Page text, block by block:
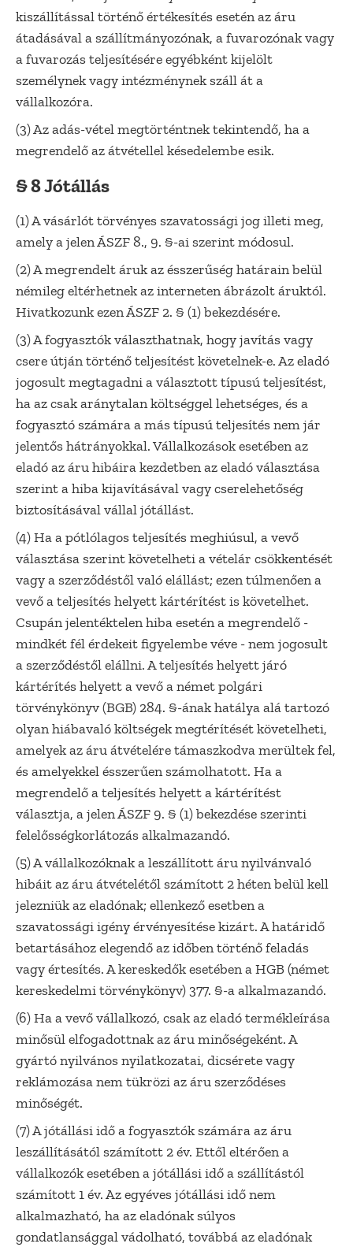
kiszállítással történő értékesítés esetén az áru
átadásával a szállítmányozónak, a fuvarozónak vagy
a fuvarozás teljesítésére egyébként kijelölt
személynek vagy intézménynek száll át a
vállalkozóra.
(3) Az adás-vétel megtörténtnek tekintendő, ha a
megrendelő az átvétellel késedelembe esik.
§ 8 Jótállás
(1) A vásárlót törvényes szavatossági jog illeti meg,
amely a jelen ÁSZF 8., 9. §-ai szerint módosul.
(2) A megrendelt áruk az ésszerűség határain belül
némileg eltérhetnek az interneten ábrázolt áruktól.
Hivatkozunk ezen ÁSZF 2. § (1) bekezdésére.
(3) A fogyasztók választhatnak, hogy javítás vagy
csere útján történő teljesítést követelnek-e. Az eladó
jogosult megtagadni a választott típusú teljesítést,
ha az csak aránytalan költséggel lehetséges, és a
fogyasztó számára a más típusú teljesítés nem jár
jelentős hátrányokkal. Vállalkozások esetében az
eladó az áru hibáira kezdetben az eladó választása
szerint a hiba kijavításával vagy cserelehetőség
biztosításával vállal jótállást.
(4) Ha a pótlólagos teljesítés meghiúsul, a vevő
választása szerint követelheti a vételár csökkentését
vagy a szerződéstől való elállást; ezen túlmenően a
vevő a teljesítés helyett kártérítést is követelhet.
Csupán jelentéktelen hiba esetén a megrendelő -
mindkét fél érdekeit figyelembe véve - nem jogosult
a szerződéstől elállni. A teljesítés helyett járó
kártérítés helyett a vevő a német polgári
törvénykönyv (BGB) 284. §-ának hatálya alá tartozó
olyan hiábavaló költségek megtérítését követelheti,
amelyek az áru átvételére támaszkodva merültek fel,
és amelyekkel ésszerűen számolhatott. Ha a
megrendelő a teljesítés helyett a kártérítést
választja, a jelen ÁSZF 9. § (1) bekezdése szerinti
felelősségkorlátozás alkalmazandó.
(5) A vállalkozóknak a leszállított áru nyilvánvaló
hibáit az áru átvételétől számított 2 héten belül kell
jelezniük az eladónak; ellenkező esetben a
szavatossági igény érvényesítése kizárt. A határidő
betartásához elegendő az időben történő feladás
vagy értesítés. A kereskedők esetében a HGB (német
kereskedelmi törvénykönyv) 377. §-a alkalmazandó.
(6) Ha a vevő vállalkozó, csak az eladó termékleírása
minősül elfogadottnak az áru minőségeként. A
gyártó nyilvános nyilatkozatai, dicsérete vagy
reklámozása nem tükrözi az áru szerződéses
minőségét.
(7) A jótállási idő a fogyasztók számára az áru
leszállításától számított 2 év. Ettől eltérően a
vállalkozók esetében a jótállási idő a szállítástól
számított 1 év. Az egyéves jótállási idő nem
alkalmazható, ha az eladónak súlyos
gondatlansággal vádolható, továbbá az eladónak